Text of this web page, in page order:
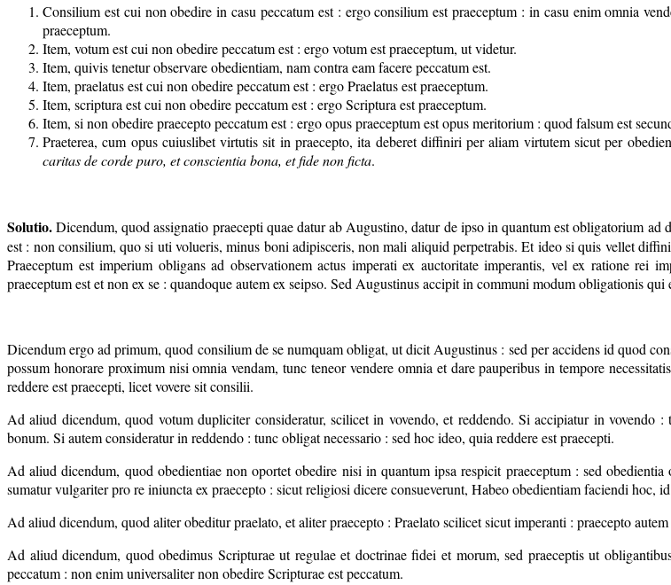
Consilium est cui non obedire in casu peccatum est : ergo consilium est praeceptum : in casu enim omnia
praeceptum.
Item, votum est cui non obedire peccatum est : ergo votum est praeceptum, ut videtur.
Item, quivis tenetur observare obedientiam, nam contra eam facere peccatum est.
Item, praelatus est cui non obedire peccatum est : ergo Praelatus est praeceptum.
Item, scriptura est cui non obedire peccatum est : ergo Scriptura est praeceptum.
Item, si non obedire praecepto peccatum est : ergo opus praeceptum est opus meritorium : quod falsum est
Praeterea, cum opus cuiuslibet virtutis sit in praecepto, ita deberet diffiniri per aliam virtutem sicut per
caritas de corde puro, et conscientia bona, et fide non ficta.
Solutio.Dicendum, quod assignatio praecepti quae datur ab Augustino, datur de ipso in quantum est obligatorium
est : non consilium, quo si uti volueris, minus boni adipisceris, non mali aliquid perpetrabis. Et ideo si quis vellet
Praeceptum est imperium obligans ad observationem actus imperati ex auctoritate imperantis, vel ex ratione rei
praeceptum est et non ex se : quandoque autem ex seipso. Sed Augustinus accipit in communi modum obligationis qui
Dicendum ergo ad primum, quod consilium de se numquam obligat, ut dicit Augustinus : sed per accidens id quod
possum honorare proximum nisi omnia vendam, tunc teneor vendere omnia et dare pauperibus in tempore
reddere est praecepti, licet vovere sit consilii.
Ad aliud dicendum, quod votum dupliciter consideratur, scilicet in vovendo, et reddendo. Si accipiatur in vovendo
bonum. Si autem consideratur in reddendo : tunc obligat necessario : sed hoc ideo, quia reddere est praecepti.
Ad aliud dicendum, quod obedientiae non oportet obedire nisi in quantum ipsa respicit praeceptum : sed
sumatur vulgariter pro re iniuncta ex praecepto : sicut religiosi dicere consueverunt, Habeo obedientiam faciendi hoc,
Ad aliud dicendum, quod aliter obeditur praelato, et aliter praecepto : Praelato scilicet sicut imperanti : praecepto
Ad aliud dicendum, quod obedimus Scripturae ut regulae et doctrinae fidei et morum, sed praeceptis ut
peccatum : non enim universaliter non obedire Scripturae est peccatum.